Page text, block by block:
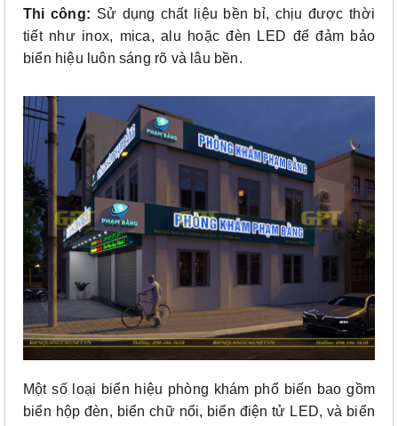
Thi công: Sử dụng chất liệu bền bỉ, chịu được thời
tiết như inox, mica, alu hoặc đèn LED để đảm bảo
biển hiệu luôn sáng rõ và lâu bền.
Một số loại biển hiệu phòng khám phổ biến bao gồm
biển hộp đèn, biển chữ nổi, biển điện tử LED, và biển